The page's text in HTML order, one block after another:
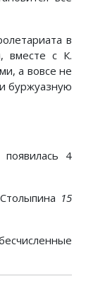
в
вместе с К.
а вовсе не
буржуазную
4
15